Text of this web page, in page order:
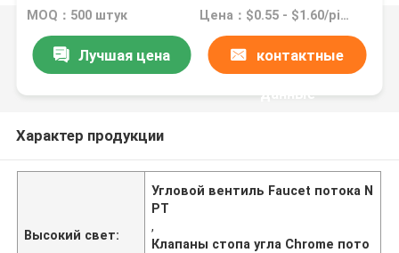
MOQ：500 штук Цена：$0.55 - $1.60/pieces
Лучшая цена контактные
данные
Характер продукции
Высокий свет:
Угловой вентиль Faucet потока N
PT
,
Клапаны стопа угла Chrome пото